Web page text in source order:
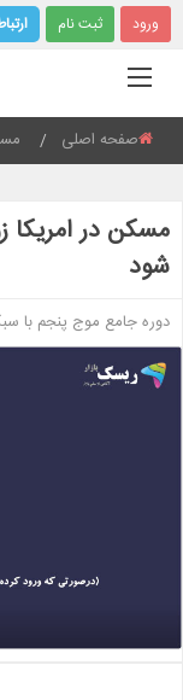
ورود ثبت نام
صفحه اصلی
مسکن در امریکا
شود
دوره جامع موج پنجم با